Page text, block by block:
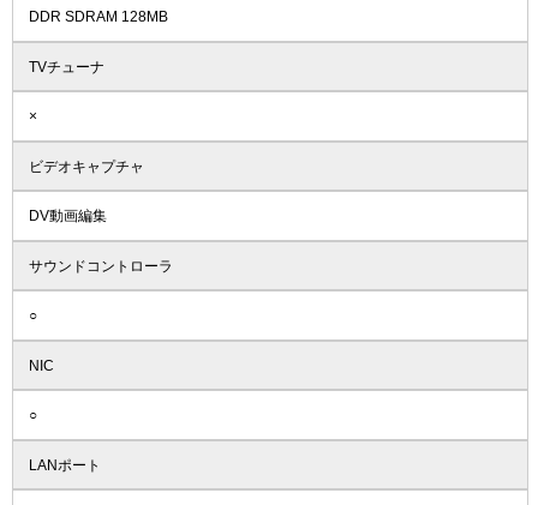
DDR SDRAM 128MB
TVチューナ
×
ビデオキャプチャ
DV動画編集
サウンドコントローラ
○
NIC
○
LANポート